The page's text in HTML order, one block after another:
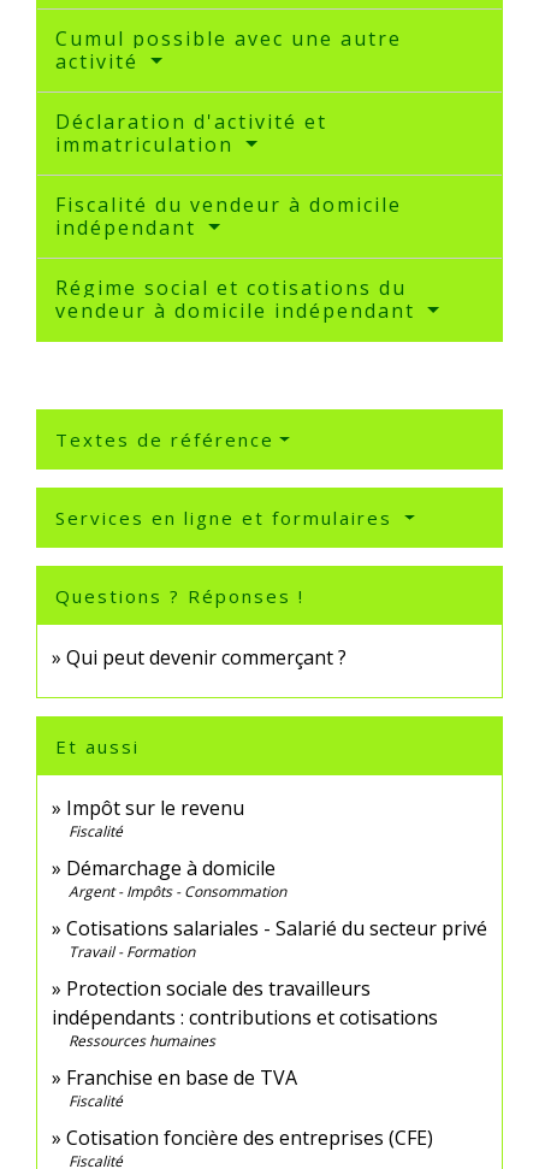
Cumul possible avec une autre
activité
Déclaration d'activité et
immatriculation
Fiscalité du vendeur à domicile
indépendant
Régime social et cotisations du
vendeur à domicile indépendant
Textes de référence
Services en ligne et formulaires
Questions ? Réponses !
Qui peut devenir commerçant ?
Et aussi
Impôt sur le revenu
Fiscalité
Démarchage à domicile
Argent - Impôts - Consommation
Cotisations salariales - Salarié du secteur privé
Travail - Formation
Protection sociale des travailleurs
indépendants : contributions et cotisations
Ressources humaines
Franchise en base de TVA
Fiscalité
Cotisation foncière des entreprises (CFE)
Fiscalité